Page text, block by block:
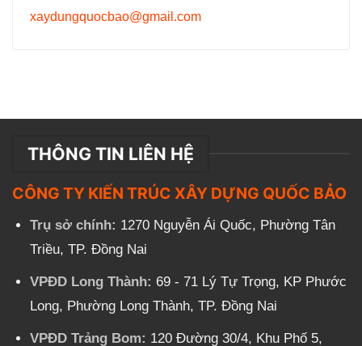
xaydungquocbao@gmail.com
THÔNG TIN LIÊN HỆ
CÔNG TY KIẾN TRÚC XÂY DỰNG QUỐC BẢO
Trụ sở chính: 1270 Nguyễn Ái Quốc, Phường Tân
Triều, TP. Đồng Nai
VPĐD Long Thành: 69 - 71 Lý Tự Trọng, KP Phước
Long, Phường Long Thành, TP. Đồng Nai
VPĐD Trảng Bom: 120 Đường 30/4, Khu Phố 5,